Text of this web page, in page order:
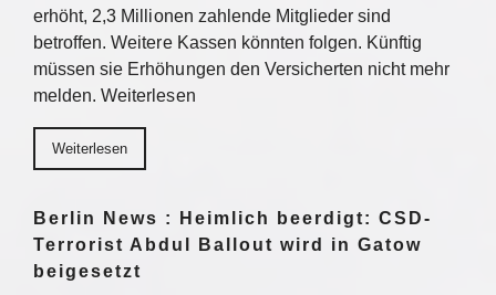
erhöht, 2,3 Millionen zahlende Mitglieder sind
betroffen. Weitere Kassen könnten folgen. Künftig
müssen sie Erhöhungen den Versicherten nicht mehr
melden. Weiterlesen
Weiterlesen
Berlin News : Heimlich beerdigt: CSD-
Terrorist Abdul Ballout wird in Gatow
beigesetzt